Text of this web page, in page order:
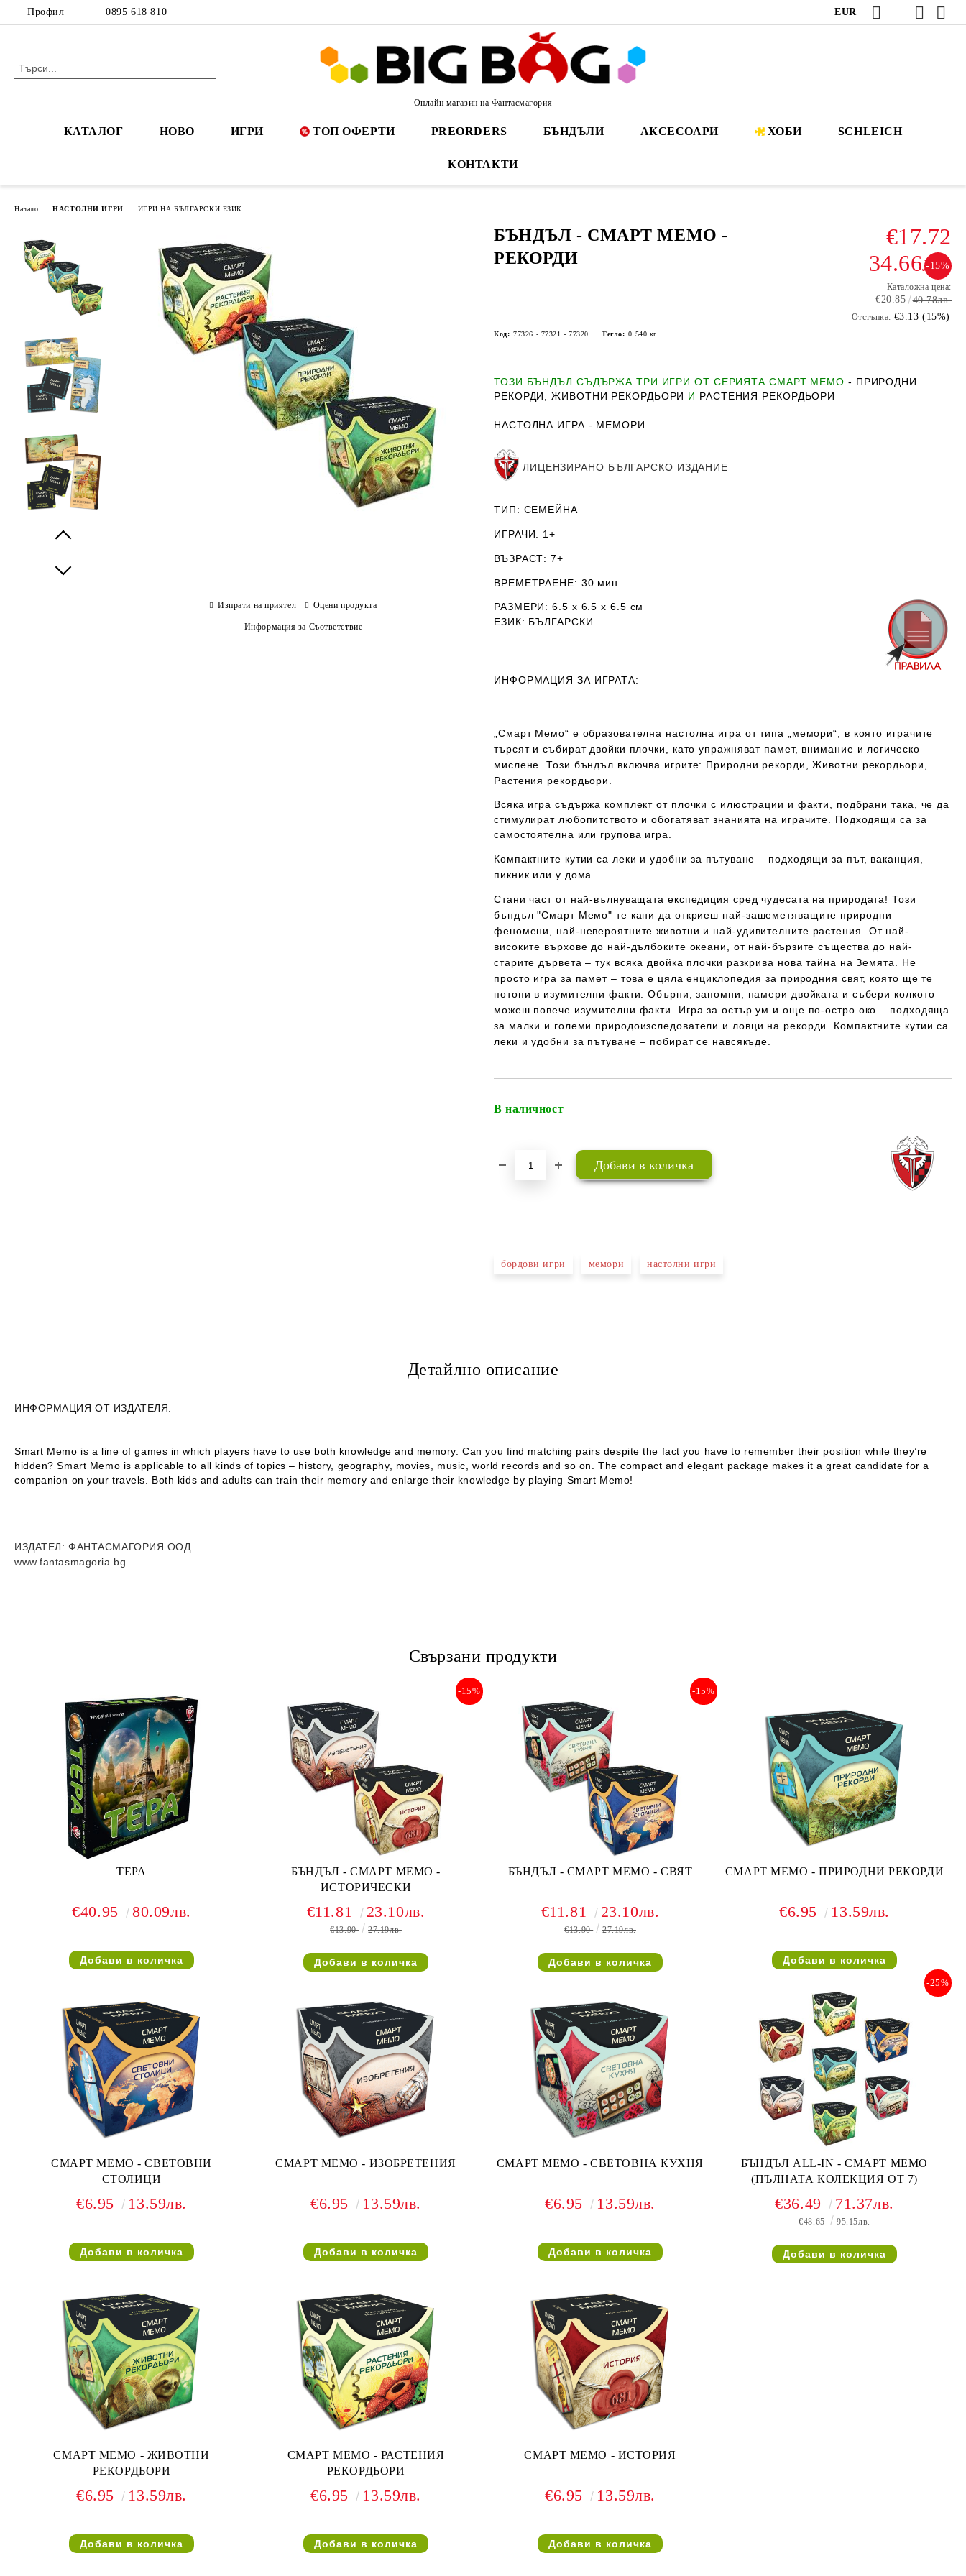
Профил 0895 618 810 EUR
Онлайн магазин на Фантасмагория
КАТАЛОГ НОВО ИГРИ ТОП ОФЕРТИ PREORDERS БЪНДЪЛИ АКСЕСОАРИ ХОБИ SCHLEICH
КОНТАКТИ
Начало НАСТОЛНИ ИГРИ ИГРИ НА БЪЛГАРСКИ ЕЗИК
БЪНДЪЛ - СМАРТ МЕМО -
РЕКОРДИ
-15%
€17.72
34.66лв.
Каталожна цена:
€20.85 40.78лв.
Отстъпка: €3.13 (15%)
Код: 77326 - 77321 - 77320 Тегло: 0.540 кг
ТОЗИ БЪНДЪЛ СЪДЪРЖА ТРИ ИГРИ ОТ СЕРИЯТА СМАРТ МЕМО - ПРИРОДНИ
РЕКОРДИ
,ЖИВОТНИ РЕКОРДЬОРИ И РАСТЕНИЯ РЕКОРДЬОРИ
НАСТОЛНА ИГРА - МЕМОРИ
ЛИЦЕНЗИРАНО БЪЛГАРСКО ИЗДАНИЕ
ТИП: СЕМЕЙНА
ИГРАЧИ: 1+
ВЪЗРАСТ: 7+
ВРЕМЕТРАЕНЕ: 30 мин.
РАЗМЕРИ: 6.5 х 6.5 х 6.5 см
ЕЗИК: БЪЛГАРСКИ
ИНФОРМАЦИЯ ЗА ИГРАТА:
„Смарт Мемо“ е образователна настолна игра от типа „мемори“, в която играчите
търсят и събират двойки плочки, като упражняват памет, внимание и логическо
мислене. Този бъндъл включва игрите: Природни рекорди, Животни рекордьори,
Растения рекордьори.
Всяка игра съдържа комплект от плочки с илюстрации и факти, подбрани така, че да
стимулират любопитството и обогатяват знанията на играчите. Подходящи са за
самостоятелна или групова игра.
Компактните кутии са леки и удобни за пътуване – подходящи за път, ваканция,
пикник или у дома.
Стани част от най-вълнуващата експедиция сред чудесата на природата! Този
бъндъл "Смарт Мемо" те кани да откриеш най-зашеметяващите природни
феномени, най-невероятните животни и най-удивителните растения
. От най-
високите върхове до най-дълбоките океани, от най-бързите същества до най-
старите дървета – тук всяка двойка плочки разкрива нова тайна на Земята. Не
просто игра за памет – това е цяла енциклопедия за природния свят, която ще те
потопи в изумителни факти. Обърни, запомни, намери двойката и събери колкото
можеш повече изумителни факти. Игра за остър ум и още по-остро око – подходяща
за малки и големи природоизследователи и ловци на рекорди. Компактните кутии са
леки и удобни за пътуване – побират се навсякъде.
В наличност
бордови игри мемори настолни игри
Изпрати на приятел Оцени продукта
Информация за Съответствие
Детайлно описание
ИНФОРМАЦИЯ ОТ ИЗДАТЕЛЯ:
Smart Memo is a line of games in which players have to use both knowledge and memory. Can you find matching pairs despite the fact you have to remember their position while they’re
hidden? Smart Memo is applicable to all kinds of topics – history, geography, movies, music, world records and so on. The compact and elegant package makes it a great candidate for a
companion on your travels. Both kids and adults can train their memory and enlarge their knowledge by playing Smart Memo!
ИЗДАТЕЛ: ФАНТАСМАГОРИЯ ООД
www.fantasmagoria.bg
Свързани продукти
ТЕРА
€40.95 80.09лв.
БЪНДЪЛ - СМАРТ МЕМО -
ИСТОРИЧЕСКИ
-15%
€11.81 23.10лв.
€13.90 27.19лв.
БЪНДЪЛ - СМАРТ МЕМО - СВЯТ
-15%
€11.81 23.10лв.
€13.90 27.19лв.
СМАРТ МЕМО - ПРИРОДНИ РЕКОРДИ
€6.95 13.59лв.
СМАРТ МЕМО - СВЕТОВНИ
СТОЛИЦИ
€6.95 13.59лв.
СМАРТ МЕМО - ИЗОБРЕТЕНИЯ
€6.95 13.59лв.
СМАРТ МЕМО - СВЕТОВНА КУХНЯ
€6.95 13.59лв.
БЪНДЪЛ ALL-IN - СМАРТ МЕМО
(ПЪЛНАТА КОЛЕКЦИЯ ОТ 7)
-25%
€36.49 71.37лв.
€48.65 95.15лв.
СМАРТ МЕМО - ЖИВОТНИ
РЕКОРДЬОРИ
€6.95 13.59лв.
СМАРТ МЕМО - РАСТЕНИЯ
РЕКОРДЬОРИ
€6.95 13.59лв.
СМАРТ МЕМО - ИСТОРИЯ
€6.95 13.59лв.